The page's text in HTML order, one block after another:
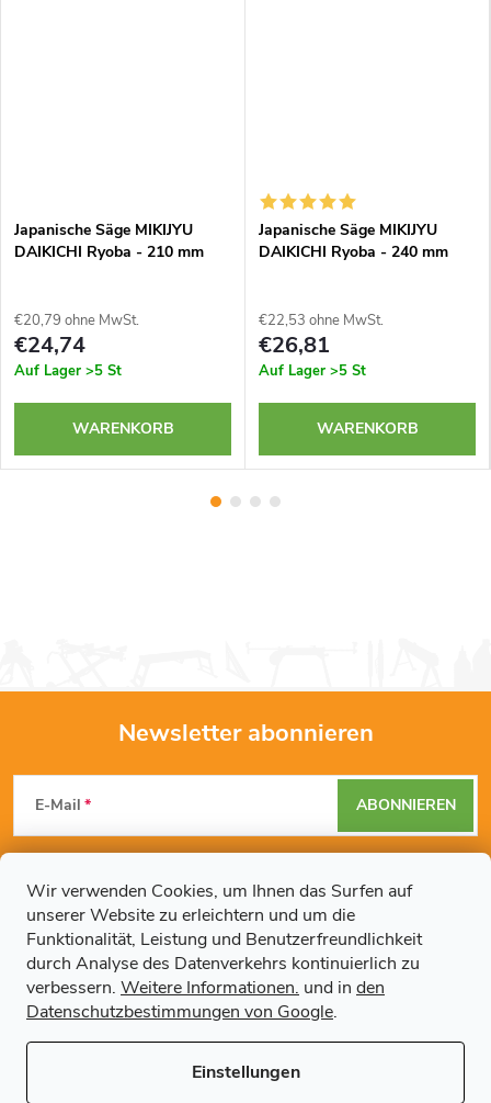
Wir verwenden Cookies, um Ihnen das Surfen auf
unserer Website zu erleichtern und um die
Funktionalität, Leistung und Benutzerfreundlichkeit
durch Analyse des Datenverkehrs kontinuierlich zu
verbessern. Weitere Informationen. und in den
Datenschutzbestimmungen von Google.
Einstellungen
Japanische Säge MIKIJYU
DAIKICHI Ryoba - 210 mm
€20,79 ohne MwSt.
€24,74
Auf Lager >5 St
WARENKORB
Japanische Säge MIKIJYU
DAIKICHI Ryoba - 240 mm
€22,53 ohne MwSt.
€26,81
Auf Lager >5 St
WARENKORB
F
u
ß
Newsletter abonnieren
E-Mail
Mit der Eingabe Ihrer E-Mail-Adresse erklären Sie sich mit den
Datenschutzbestimmungen
einverstanden.
ABONNIEREN
Weitere Informationen